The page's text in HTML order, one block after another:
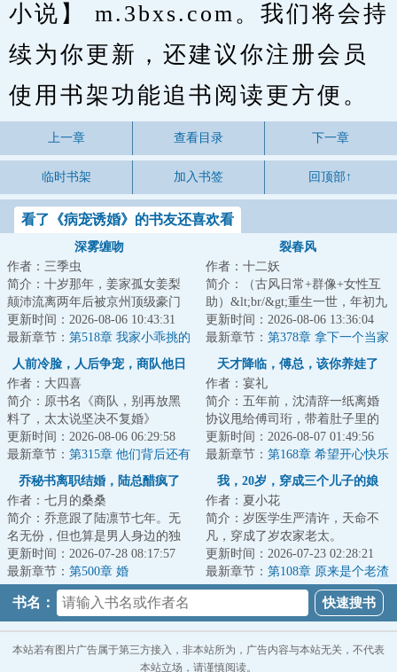
小说】 m.3bxs.com。我们将会持
续为你更新，还建议你注册会员
使用书架功能追书阅读更方便。
上一章 查看目录 下一章
临时书架 加入书签 回顶部↑
看了《病宠诱婚》的书友还喜欢看
深雾缠吻
作者：三季虫
简介：十岁那年，姜家孤女姜梨
颠沛流离两年后被京州顶级豪门
顾家接走，监护人变更为顾家二
公子顾知深。&l...
更新时间：2026-08-06 10:43:31
最新章节： 第518章 我家小乖挑的
裂春风
作者：十二妖
简介：（古风日常+群像+女性互
助）&lt;br/&gt;重生一世，年初九
悟了：光有钱不行，还得有势！
&lt;br/&gt;...
更新时间：2026-08-06 13:36:04
最新章节： 第378章 拿下一个当家
人前冷脸，人后争宠，商队他日
日求复婚
作者：大四喜
简介：原书名《商队，别再放黑
料了，太太说坚决不复婚》
&lt;br/&gt;隐婚三年，许轻言忍够
了。&lt;br/&gt;...
更新时间：2026-08-06 06:29:58
最新章节： 第315章 他们背后还有
人！
天才降临，傅总，该你养娃了
作者：宴礼
简介：五年前，沈清辞一纸离婚
协议甩给傅司珩，带着肚子里的
秘密远走东南亚。
&lt;br/&gt;&lt;br/&gt;五年...
更新时间：2026-08-07 01:49:56
最新章节： 第168章 希望开心快乐
乔秘书离职结婚，陆总醋疯了
作者：七月的桑桑
简介：乔意跟了陆凛节七年。无
名无份，但也算是男人身边的独
一份。直到他要她去哄别的男
人。她才幡然醒悟...
更新时间：2026-07-28 08:17:57
最新章节： 第500章 婚
我，20岁，穿成三个儿子的娘
作者：夏小花
简介：岁医学生严清许，天命不
凡，穿成了岁农家老太。
&lt;br/&gt;刚睁眼，大儿子就扑上
来哭丧：“娘啊，...
更新时间：2026-07-23 02:28:21
最新章节： 第108章 原来是个老渣
男
书名：
本站若有图片广告属于第三方接入，非本站所为，广告内容与本站无关，不代表
本站立场，请谨慎阅读。